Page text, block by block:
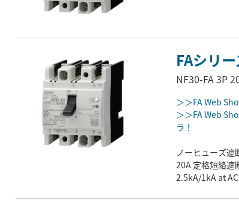
FAシリ
NF30-FA 3P
＞＞FA Web
＞＞FA Web
ラ！
ノーヒューズ遮
20A 定格短絡遮
2.5kA/1kA at